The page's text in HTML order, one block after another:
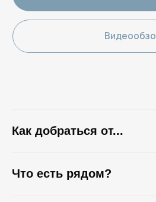
Как добраться от...
Что есть рядом?